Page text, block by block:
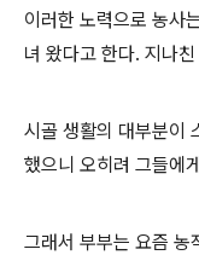
이러한 노력으로 농사
녀 왔다고 한다. 지나
시골 생활의 대부분이
했으니 오히려 그들에
그래서 부부는 요즘 농